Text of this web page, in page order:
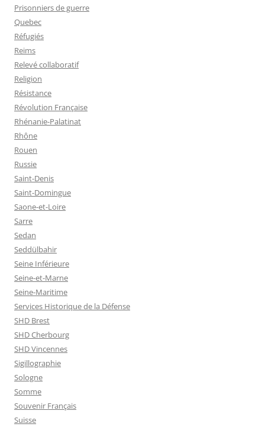
Prisonniers de guerre
Quebec
Réfugiés
Reims
Relevé collaboratif
Religion
Résistance
Révolution Française
Rhénanie-Palatinat
Rhône
Rouen
Russie
Saint-Denis
Saint-Domingue
Saone-et-Loire
Sarre
Sedan
Seddülbahir
Seine Inférieure
Seine-et-Marne
Seine-Maritime
Services Historique de la Défense
SHD Brest
SHD Cherbourg
SHD Vincennes
Sigillographie
Sologne
Somme
Souvenir Français
Suisse